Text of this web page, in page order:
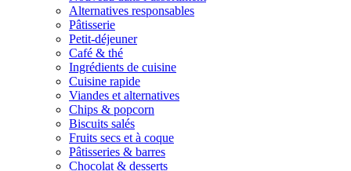
Alternatives responsables
Pâtisserie
Petit-déjeuner
Café & thé
Ingrédients de cuisine
Cuisine rapide
Viandes et alternatives
Chips & popcorn
Biscuits salés
Fruits secs et à coque
Pâtisseries & barres
Chocolat & desserts